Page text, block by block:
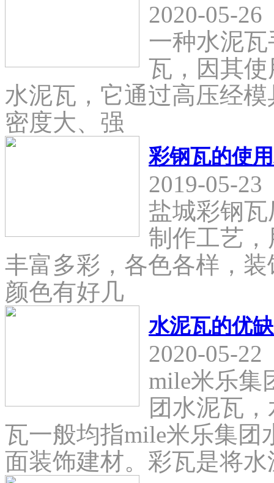
2020-05-26
一种水泥
瓦，因其
水泥瓦，它通过高压经
密度大、强
彩钢瓦的使
2019-05-23
盐城彩钢
制作工艺
丰富多彩，各色各样，
颜色有好几
水泥瓦的优
2020-05-22
mile米乐集
团水泥瓦
瓦一般均指mile米乐集团
面装饰建材。彩瓦是将